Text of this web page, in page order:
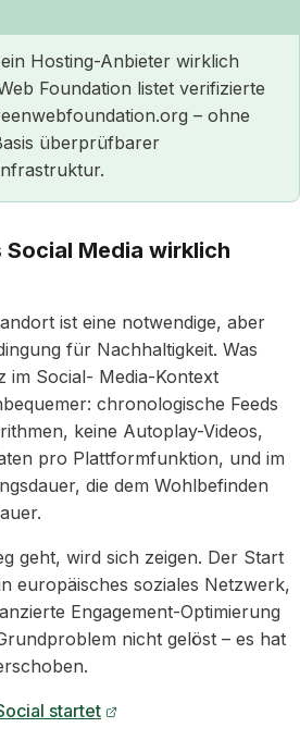
Hosting-Anbieter wirklich
Foundation listet verifizierte
– ohne
überprüfbarer
Media wirklich
ist eine notwendige, aber
für Nachhaltigkeit. Was
im Social- Media-Kontext
chronologische Feeds
keine Autoplay-Videos,
pro Plattformfunktion, und im
die dem Wohlbefinden
geht, wird sich zeigen. Der Start
europäisches soziales Netzwerk,
Engagement-Optimierung
nicht gelöst – es hat
startet